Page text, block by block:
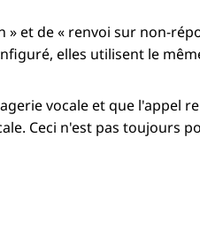
» et de « renvoi sur non-
elles utilisent le
vocale et que l'appel
Ceci n'est pas toujours